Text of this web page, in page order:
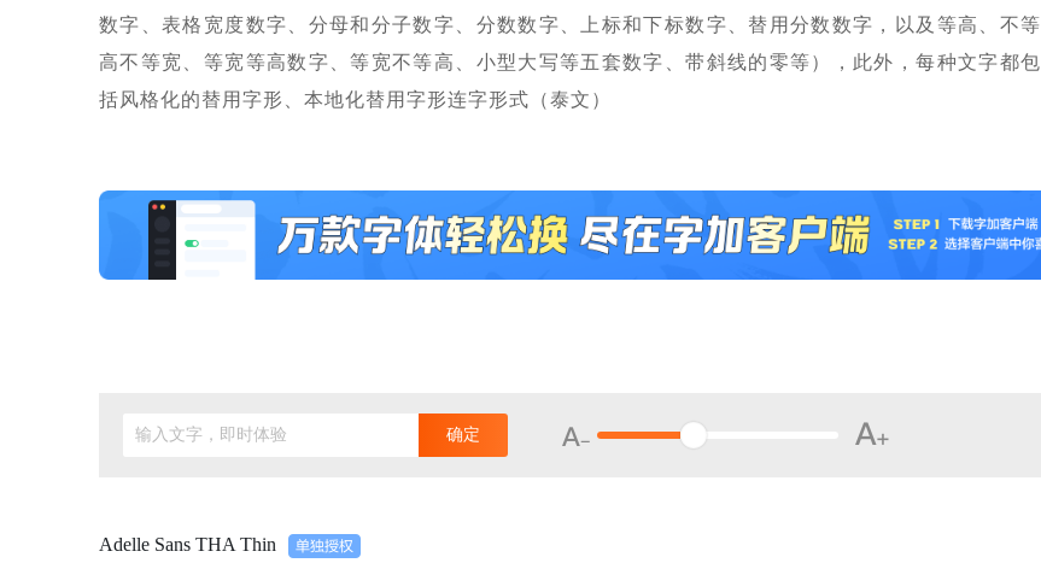
数字、表格宽度数字、分母和分子数字、分数数字、上标和下标数字、替用分数数字，以及等高、不等
高不等宽、等宽等高数字、等宽不等高、小型大写等五套数字、带斜线的零等），此外，每种文字都包
括风格化的替用字形、本地化替用字形连字形式（泰文）
输入文字，即时体验 确定
Adelle Sans THA Thin